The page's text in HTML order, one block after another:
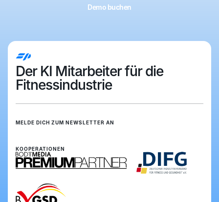
Demo buchen
Der KI Mitarbeiter für die
Fitnessindustrie
MELDE DICH ZUM NEWSLETTER AN
Anmelden
KOOPERATIONEN